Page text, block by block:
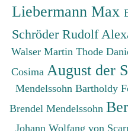
Liebermann Max
Schröder Rudolf
Walser Martin Thode
Cosima August der
Mendelssohn Bartholdy
Brendel Mendelssohn
Johann Wolfang von